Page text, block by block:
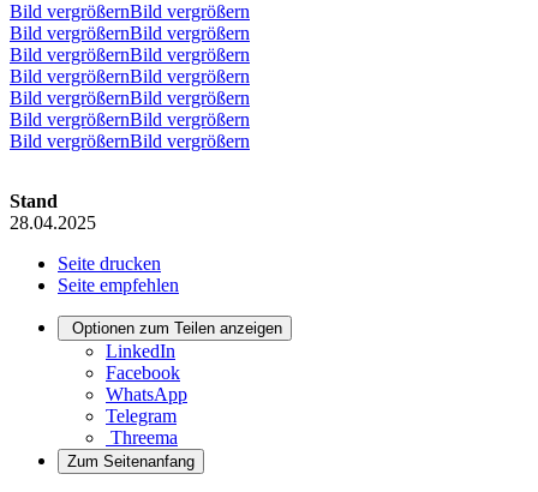
Bild vergrößernBild vergrößern
Bild vergrößernBild vergrößern
Bild vergrößernBild vergrößern
Bild vergrößernBild vergrößern
Bild vergrößernBild vergrößern
Bild vergrößernBild vergrößern
Bild vergrößernBild vergrößern
Stand
28.04.2025
Seite drucken
Seite empfehlen
Optionen zum Teilen anzeigen
LinkedIn
Facebook
WhatsApp
Telegram
Threema
Zum Seitenanfang